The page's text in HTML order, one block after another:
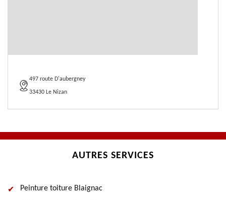
497 route D'aubergney
33430 Le Nizan
AUTRES SERVICES
Peinture toiture Blaignac